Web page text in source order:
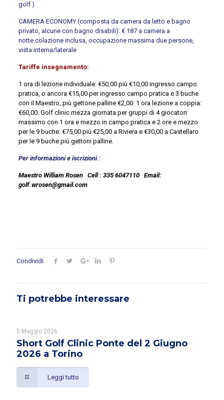
golf )
CAMERA ECONOMY (composta da camera da letto e bagno
privato, alcune con bagno disabili): € 187 a camera a
notte.colazione inclusa, occupazione massima due persone,
vista interna/laterale
Tariffe insegnamento:
1 ora di lezione individuale: €50,00 più €10,00 ingresso campo
pratica, o ancora €15,00 per ingresso campo pratica e 3 buche
con il Maestro, più gettone palline €2,00. 1 ora lezione a coppia:
€60,00. Golf clinic mezza giornata per gruppi di 4 giocatori
massimo con 1 ora e mezzo in campo pratica e 2 ore e mezzo
per le 9 buche: €75,00 più €25,00 a Riviera e €30,00 a Castellaro
per le 9 buche più gettoni palline.
Per informazioni e iscrizioni :
Maestro William Rosen Cell : 335 6047110 Email:
golf.wrosen@gmail.com
Condividi
Ti potrebbe interessare
5 Maggio 2026
Short Golf Clinic Ponte del 2 Giugno
2026 a Torino
Leggi tutto